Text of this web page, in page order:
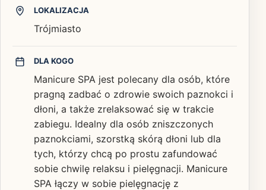
LOKALIZACJA
Trójmiasto
DLA KOGO
Manicure SPA jest polecany dla osób, które
pragną zadbać o zdrowie swoich paznokci i
dłoni, a także zrelaksować się w trakcie
zabiegu. Idealny dla osób zniszczonych
paznokciami, szorstką skórą dłoni lub dla
tych, którzy chcą po prostu zafundować
sobie chwilę relaksu i pielęgnacji. Manicure
SPA łączy w sobie pielęgnację z